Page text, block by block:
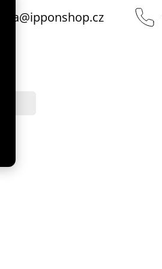
@ipponshop.cz